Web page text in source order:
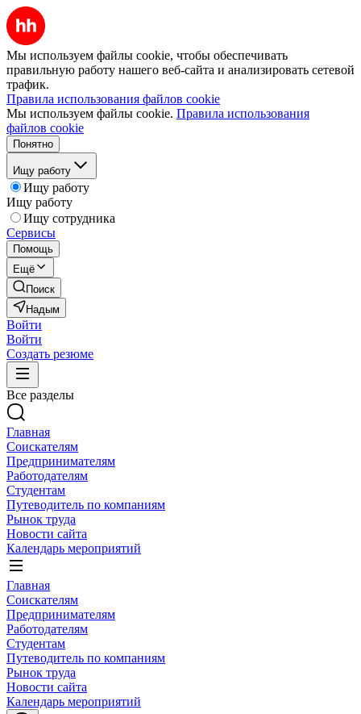
Мы используем файлы cookie, чтобы обеспечивать
правильную работу нашего веб-сайта и анализировать сетевой
трафик.
Правила использования файлов cookie
Мы используем файлы cookie. Правила использования
файлов cookie
Понятно
Ищу работу
Ищу работу
Ищу работу
Ищу сотрудника
Сервисы
Помощь
Ещё
Поиск
Надым
Войти
Войти
Создать резюме
Все разделы
Главная
Соискателям
Предпринимателям
Работодателям
Студентам
Путеводитель по компаниям
Рынок труда
Новости сайта
Календарь мероприятий
Главная
Соискателям
Предпринимателям
Работодателям
Студентам
Путеводитель по компаниям
Рынок труда
Новости сайта
Календарь мероприятий